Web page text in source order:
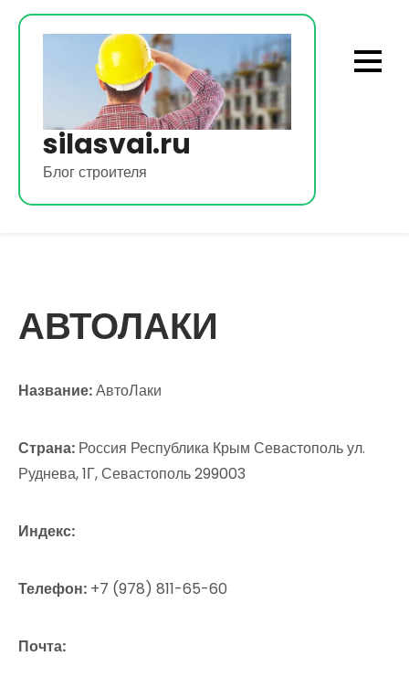
Перейти
silasvai.ru
Блог строителя
АВТОЛАКИ
Название:АвтоЛаки
Страна: Россия Республика Крым Севастополь ул.
Руднева, 1Г, Севастополь 299003
Индекс:
Телефон: +7 (978) 811-65-60
Почта: